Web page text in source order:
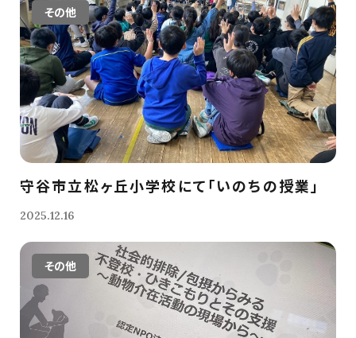
その他
守谷市立松ヶ丘小学校にて「いのちの授業」
2025.12.16
その他